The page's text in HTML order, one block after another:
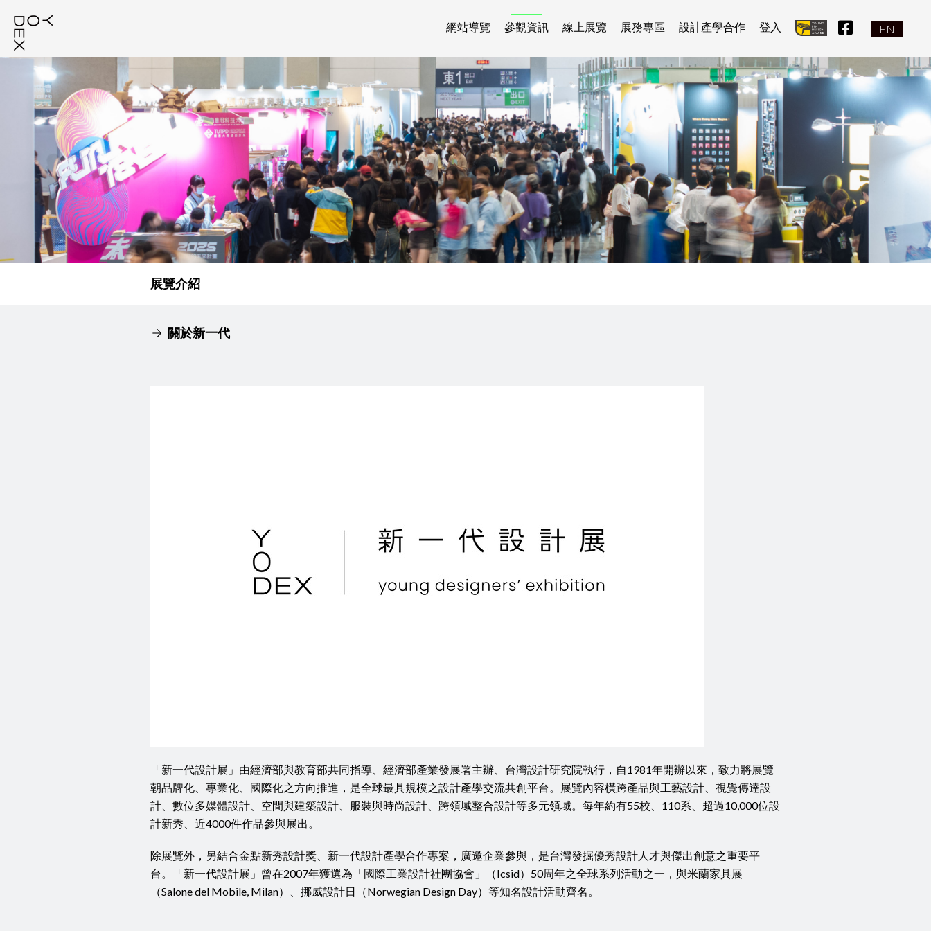
網站導覽 參觀資訊 線上展覽 展務專區 設計產學合作 登入 facebook icon
EN
展覽介紹
關於新一代
「新一代設計展」由經濟部與教育部共同指導、經濟部產業發展署主辦、台灣設計研究院執行，自1981年開辦以來，致力將展覽
朝品牌化、專業化、國際化之方向推進，是全球最具規模之設計產學交流共創平台。展覽內容橫跨產品與工藝設計、視覺傳達設
計、數位多媒體設計、空間與建築設計、服裝與時尚設計、跨領域整合設計等多元領域。每年約有55校、110系、超過10,000位設
計新秀、近4000件作品參與展出。
除展覽外，另結合金點新秀設計獎、新一代設計產學合作專案，廣邀企業參與，是台灣發掘優秀設計人才與傑出創意之重要平
台。「新一代設計展」曾在2007年獲選為「國際工業設計社團協會」（Icsid）50周年之全球系列活動之一，與米蘭家具展
（Salone del Mobile, Milan）、挪威設計日（Norwegian Design Day）等知名設計活動齊名。